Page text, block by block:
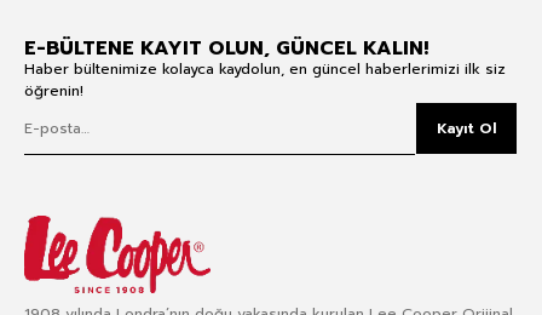
E-BÜLTENE KAYIT OLUN, GÜNCEL KALIN!
Haber bültenimize kolayca kaydolun, en güncel haberlerimizi ilk siz
öğrenin!
Kayıt Ol